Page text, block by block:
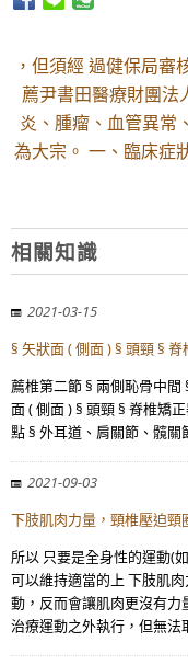
，但須經 過健保局審
薦尹書田醫療財團法
炎、腫瘤、血管異常
為大宗。 一、臨床症
相關知識
2021-03-15
§ 矢狀面 ( 側面 ) § 頭頸 §
薦椎第二節 § 兩側恥骨中間
面 ( 側面 ) § 頭頸 § 脊椎矯
點 § 外耳道、肩關節、髖關
2021-09-03
下肢肌肉力量，頸椎壓迫
所以 只要是全身性的運動(
可以維持適當的上 下肢肌
動，反而會讓肌肉更沒有
治療運動之外執行，但無法